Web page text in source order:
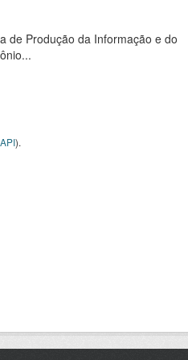
de Produção da Informação e do
).